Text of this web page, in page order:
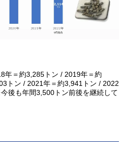
年＝約3,285トン / 2019年＝約
トン / 2021年＝約3,941トン / 2022
後も年間3,500トン前後を継続して